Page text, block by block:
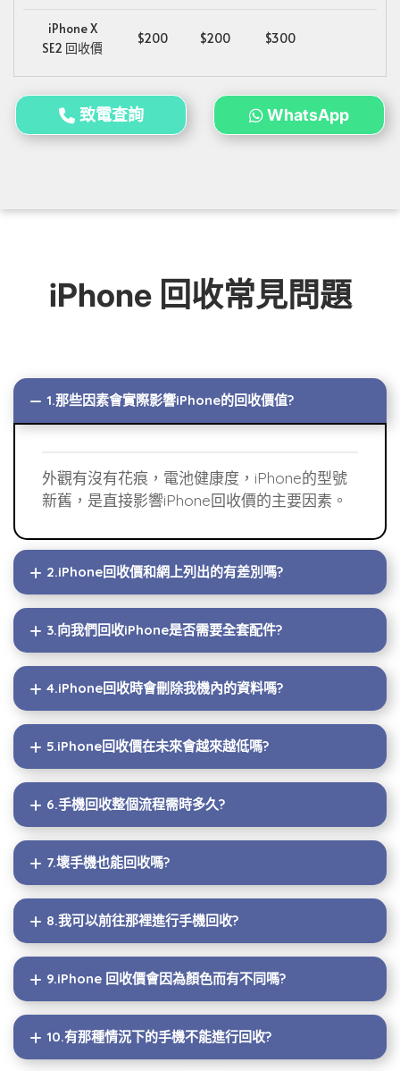
iPhone X
SE2 回收價
$200 $200 $300
致電查詢 WhatsApp
iPhone 回收常見問題
1.那些因素會實際影響iPhone的回收價值?
外觀有沒有花痕，電池健康度，iPhone的型號
新舊，是直接影響iPhone回收價的主要因素。
2.iPhone回收價和網上列出的有差別嗎?
3.向我們回收iPhone是否需要全套配件?
4.iPhone回收時會刪除我機內的資料嗎?
5.iPhone回收價在未來會越來越低嗎?
6.手機回收整個流程需時多久?
7.壞手機也能回收嗎?
8.我可以前往那裡進行手機回收?
9.iPhone 回收價會因為顏色而有不同嗎?
10.有那種情況下的手機不能進行回收?